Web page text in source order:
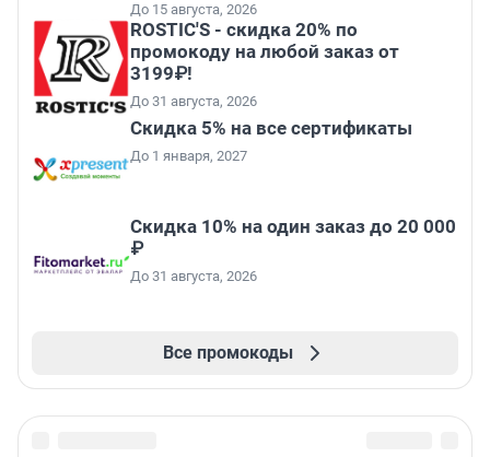
До 15 августа, 2026
ROSTIC'S - скидка 20% по
промокоду на любой заказ от
3199₽!
До 31 августа, 2026
Скидка 5% на все сертификаты
До 1 января, 2027
Скидка 10% на один заказ до 20 000
₽
До 31 августа, 2026
Все промокоды